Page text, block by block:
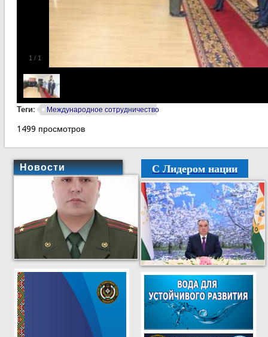
1 / 1
Теги: Международное сотрудничество
1499 просмотров
Новости С Лидером нации